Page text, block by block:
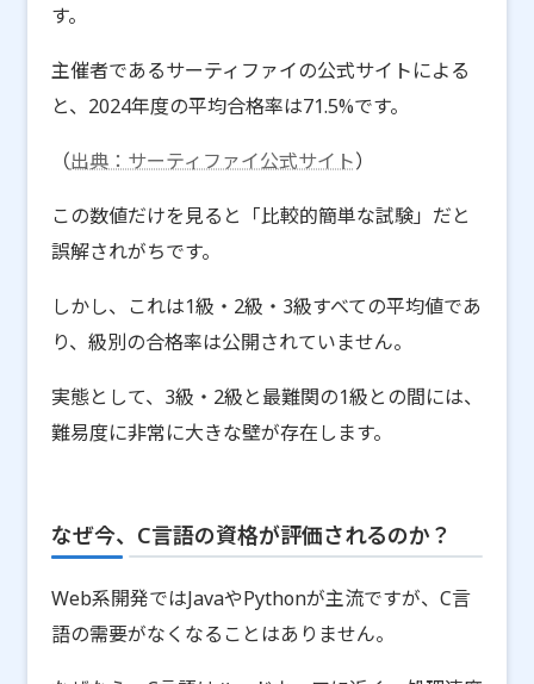
す。
主催者であるサーティファイの公式サイトによる
と、2024年度の平均合格率は71.5%です。
（出典：サーティファイ公式サイト）
この数値だけを見ると「比較的簡単な試験」だと
誤解されがちです。
しかし、これは1級・2級・3級すべての平均値であ
り、級別の合格率は公開されていません。
実態として、3級・2級と最難関の1級との間には、
難易度に非常に大きな壁が存在します。
なぜ今、C言語の資格が評価されるのか？
Web系開発ではJavaやPythonが主流ですが、C言
語の需要がなくなることはありません。